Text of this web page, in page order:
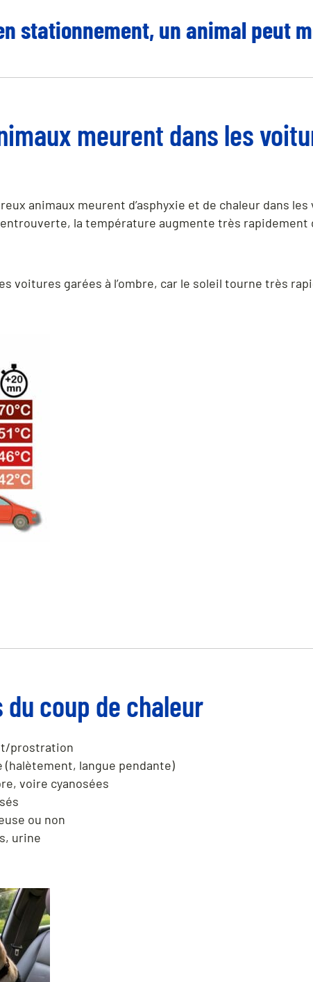
stationnement, un animal peut
meurent dans les
animaux meurent d’asphyxie et de chaleur dans
la température augmente très rapidement
voitures garées à l’ombre, car le soleil tourne très
coup de chaleur
prostration
langue pendante)
voire cyanosées
ou non
urine